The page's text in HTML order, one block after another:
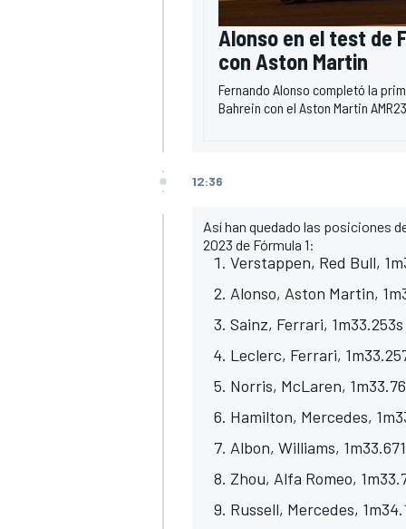
Alonso en el test de
con Aston Martin
Fernando Alonso completó la
Bahrein con el Aston Martin
12:36
Así han quedado las posiciones
2023 de Fórmula 1:
Verstappen, Red Bull,
Alonso, Aston Martin,
Sainz, Ferrari,
Leclerc, Ferrari,
Norris, McLaren,
Hamilton, Mercedes,
Albon, Williams,
Zhou, Alfa Romeo,
Russell, Mercedes,